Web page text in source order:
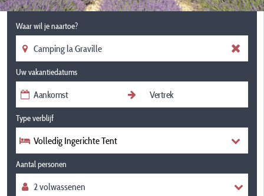
Waar wil je naartoe?
Uw vakantiedatums
Type verblijf
Volledig Ingerichte Tent
Aantal personen